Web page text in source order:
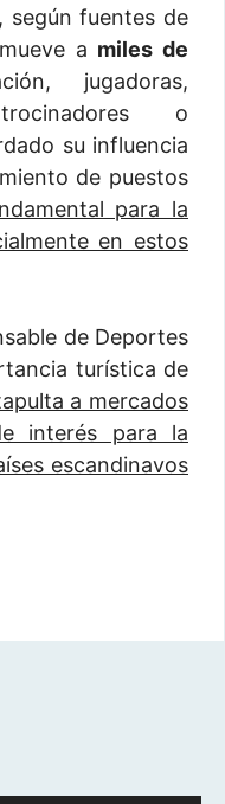
según fuentes de
a miles de
jugadoras,
o
su influencia
de puestos
para la
en estos
de Deportes
turística de
a mercados
interés para la
escandinavos